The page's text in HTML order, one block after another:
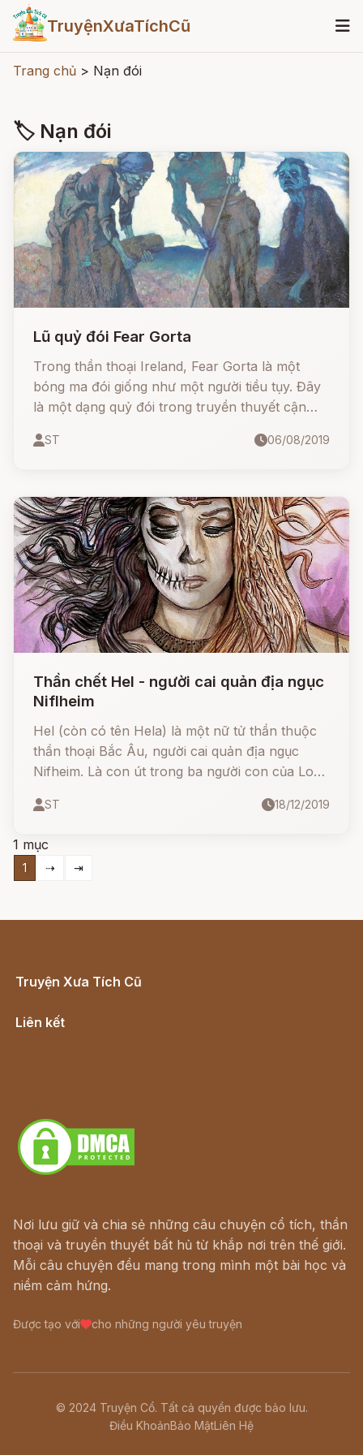
TruyệnXưaTíchCũ
Trang chủ > Nạn đói
🏷 Nạn đói
Lũ quỷ đói Fear Gorta
Trong thần thoại Ireland, Fear Gorta là một
bóng ma đói giống như một người tiều tụy. Đây
là một dạng quỷ đói trong truyền thuyết cận
này xảy ra hồi cuối thế kỷ 19
ST 06/08/2019
Thần chết Hel - người cai quản địa ngục
Niflheim
Hel (còn có tên Hela) là một nữ tử thần thuộc
thần thoại Bắc Âu, người cai quản địa ngục
Nifheim. Là con út trong ba người con của Loki,
để cai quản những linh hồn người chết.
ST 18/12/2019
1 mục
1 ⇢ ⇥
Truyện Xưa Tích Cũ
Liên kết
Nơi lưu giữ và chia sẻ những câu chuyện cổ tích, thần
thoại và truyền thuyết bất hủ từ khắp nơi trên thế giới.
Mỗi câu chuyện đều mang trong mình một bài học và
niềm cảm hứng.
Được tạo với cho những người yêu truyện
© 2024 Truyện Cổ. Tất cả quyền được bảo lưu.
Điều KhoảnBảo MậtLiên Hệ